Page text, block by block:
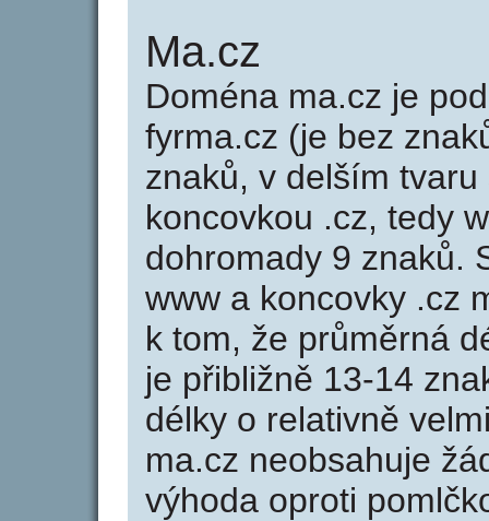
Ma.cz
Doména ma.cz je
fyrma.cz (je bez
znaků, v delším
koncovkou .cz, tedy
dohromady 9 znaků.
www a koncovky .cz
k tom, že průměrná
je přibližně 13-14
délky o relativně
ma.cz neobsahuje
výhoda oproti